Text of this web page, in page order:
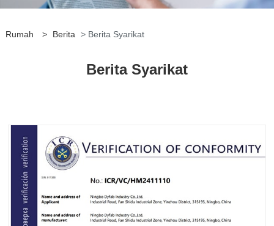
Rumah > Berita > Berita Syarikat
Berita Syarikat